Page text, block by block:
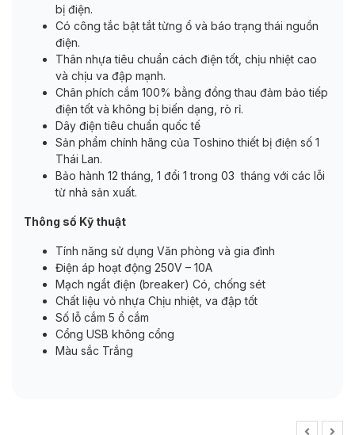
bị điện.
Có công tắc bật tắt từng ổ và báo trạng thái nguồn
điện.
Thân nhựa tiêu chuẩn cách điện tốt, chịu nhiệt cao
và chịu va đập mạnh.
Chân phích cắm 100% bằng đồng thau đảm bảo tiếp
điện tốt và không bị biến dạng, rò rỉ.
Dây điện tiêu chuẩn quốc tế
Sản phẩm chính hãng của Toshino thiết bị điện số 1
Thái Lan.
Bảo hành 12 tháng, 1 đổi 1 trong 03 tháng với các lỗi
từ nhà sản xuất.
Thông số Kỹ thuật
Tính năng sử dụng Văn phòng và gia đình
Điện áp hoạt động 250V – 10A
Mạch ngắt điện (breaker) Có, chống sét
Chất liệu vỏ nhựa Chịu nhiệt, va đập tốt
Số lỗ cắm 5 ổ cắm
Cổng USB không cổng
Màu sắc Trắng